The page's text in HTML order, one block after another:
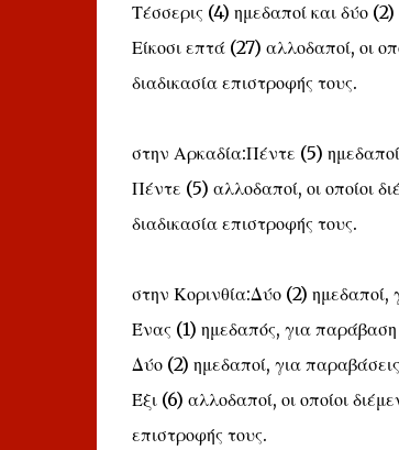
Τέσσερις (4) ημεδαποί και δύο
Είκοσι επτά (27) αλλοδαποί, οι
διαδικασία επιστροφής τους.
στην Αρκαδία:Πέντε (5)
Πέντε (5) αλλοδαποί, οι οποίοι
διαδικασία επιστροφής τους.
στην Κορινθία:Δύο (2) ημεδαποί,
Ένας (1) ημεδαπός, για
Δύο (2) ημεδαποί, για
Έξι (6) αλλοδαποί, οι οποίοι
επιστροφής τους.